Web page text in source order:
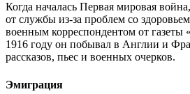
Когда началась Первая мировая
от службы из-за проблем со
военным корреспондентом от газеты
1916 году он побывал в Англии и
рассказов, пьес и военных очерков.
Эмиграция